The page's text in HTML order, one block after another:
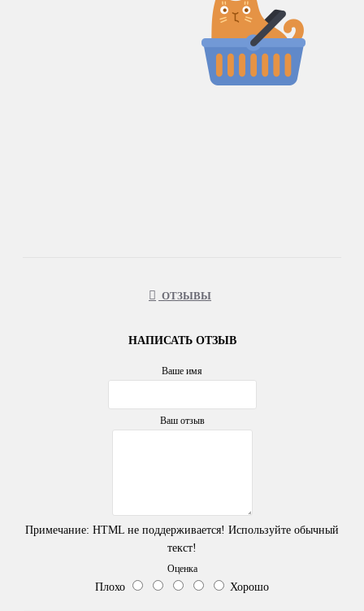
ОТЗЫВЫ
НАПИСАТЬ ОТЗЫВ
Ваше имя
Ваш отзыв
Примечание: HTML не поддерживается! Используйте обычный
текст!
Оценка
Плохо Хорошо